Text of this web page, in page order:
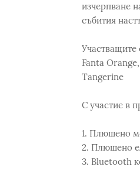
изчерпване
събития
Участващите
Fanta
Tangerine
С участие в
1. Плюшено
2. Плюшено
3. Bluetooth